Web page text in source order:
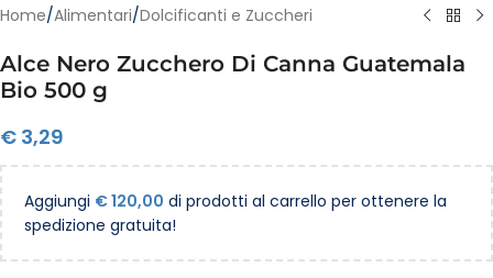
Home/Alimentari/Dolcificanti e Zuccheri
Alce Nero Zucchero Di Canna Guatemala
Bio 500 g
€ 3,29
Aggiungi €120,00 di prodotti al carrello per ottenere la
spedizione gratuita!